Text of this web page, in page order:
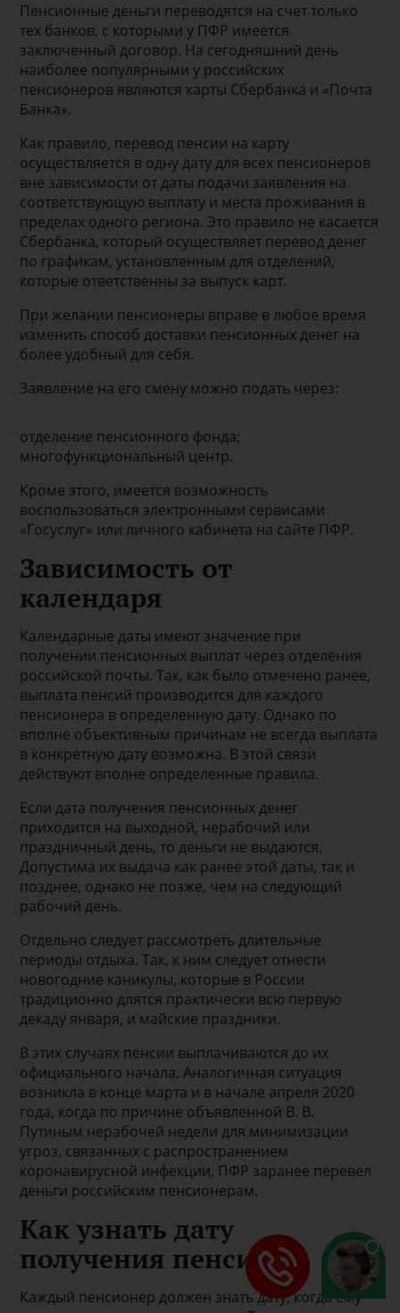
Пенсионные деньги переводятся на счет только
тех банков, с которыми у ПФР имеется
заключенный договор. На сегодняшний день
наиболее популярными у российских
пенсионеров являются карты Сбербанка и «Почта
Банка».
Как правило, перевод пенсии на карту
осуществляется в одну дату для всех пенсионеров
вне зависимости от даты подачи заявления на
соответствующую выплату и места проживания в
пределах одного региона. Это правило не касается
Сбербанка, который осуществляет перевод денег
по графикам, установленным для отделений,
которые ответственны за выпуск карт.
При желании пенсионеры вправе в любое время
изменить способ доставки пенсионных денег на
более удобный для себя.
Заявление на его смену можно подать через:
отделение пенсионного фонда;
многофункциональный центр.
Кроме этого, имеется возможность
воспользоваться электронными сервисами
«Госуслуг» или личного кабинета на сайте ПФР.
Зависимость от
календаря
Календарные даты имеют значение при
получении пенсионных выплат через отделения
российской почты. Так, как было отмечено ранее,
выплата пенсий производится для каждого
пенсионера в определенную дату. Однако по
вполне объективным причинам не всегда выплата
в конкретную дату возможна. В этой связи
действуют вполне определенные правила.
Если дата получения пенсионных денег
приходится на выходной, нерабочий или
праздничный день, то деньги не выдаются.
Допустима их выдача как ранее этой даты, так и
позднее, однако не позже, чем на следующий
рабочий день.
Отдельно следует рассмотреть длительные
периоды отдыха. Так, к ним следует отнести
новогодние каникулы, которые в России
традиционно длятся практически всю первую
декаду января, и майские праздники.
В этих случаях пенсии выплачиваются до их
официального начала. Аналогичная ситуация
возникла в конце марта и в начале апреля 2020
года, когда по причине объявленной В. В.
Путиным нерабочей недели для минимизации
угроз, связанных с распространением
коронавирусной инфекции, ПФР заранее перевел
деньги российским пенсионерам.
Как узнать дату
получения пенсии
Каждый пенсионер должен знать дату, когда ему